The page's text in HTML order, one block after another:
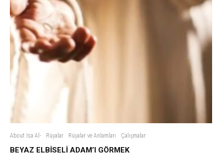
About Isa Al- Rüyalar Rüyalar ve Anlamları Çalışmalar
BEYAZ ELBİSELİ ADAM’I GÖRMEK